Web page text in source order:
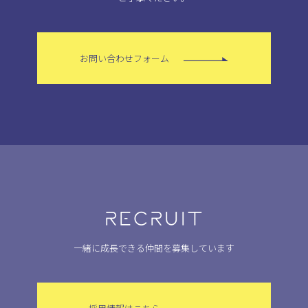
お問い合わせフォーム
RECRUIT
一緒に成長できる仲間を募集しています